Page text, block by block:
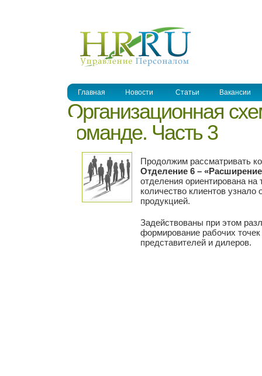
Главная Новости Статьи Вакансии
Организационная
команде. Часть 3
Продолжим рассматривать
Отделение 6 –
отделения ориентирована
количество клиентов узнало
продукцией.
Задействованы при этом
формирование рабочих
представителей и дилеров.